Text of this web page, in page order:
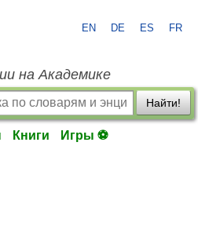
EN DE ES FR
на Академике
Найти!
Книги Игры ⚽